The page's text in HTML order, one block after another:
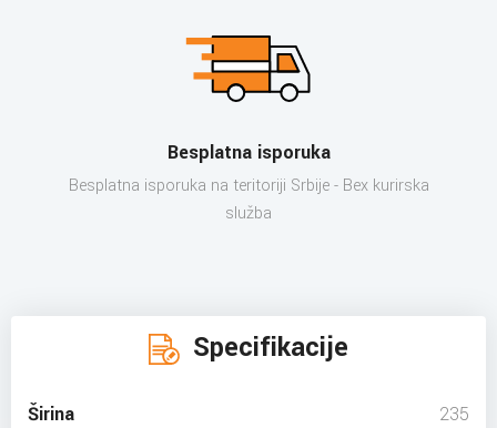
Besplatna isporuka
Besplatna isporuka na teritoriji Srbije - Bex kurirska
služba
Specifikacije
Širina 235